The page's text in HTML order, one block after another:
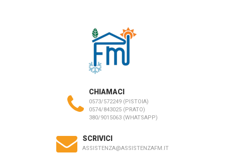
CHIAMACI
0573/572249 (PISTOIA)
0574/843025 (PRATO)
380/9015063 (WHATSAPP)
SCRIVICI
ASSISTENZA@ASSISTENZAFM.IT